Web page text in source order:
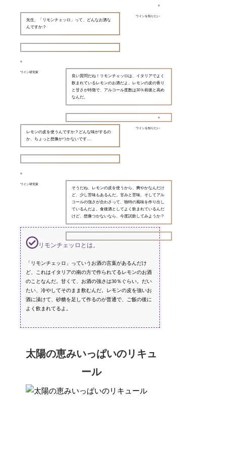
ワインを知りたい
先生、「リモンチェッロ」って、どんなお酒な
んですか？
ワイン研究家
良い質問だね！リモンチェッロは、イタリアでよく
飲まれているレモンのお酒だよ。レモンの皮の香り
と甘さが特徴で、アルコール度数は30％前後と高め
なんだ。
ワインを知りたい
レモンの皮を使うんですか？どんな味がするの
か、ちょっと想像がつかないです…
ワイン研究家
そうだね、レモンの皮を使うから、爽やかなんだけ
ど、少し苦味もあるんだ。甘みと苦味、そしてアル
コールの強さが合わさって、独特の風味を作り出し
ているんだよ。食後酒としてよく飲まれているんだ
けど、想像つかないなら、今度試飲してみようか？
リモンチェッロとは。
「リモンチェッロ」っていうお酒の言葉があるんだけ
ど、これはイタリアの南の方で作られてるレモンのお酒
のことなんだ。甘くて、お酒の強さは30％ぐらい。だい
たい、冷やしてそのまま飲むんだ。レモンの皮を強いお
酒に漬けて、砂糖を足して作るのが普通で、ご飯の後に
よく飲まれてるよ。
太陽の恵みいっぱいのリキュ
ール